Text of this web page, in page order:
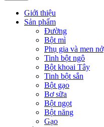
Giới thiệu
Sản phẩm
Đường
Bột mì
Phụ gia và men nở
Tinh bột ngô
Bột khoai Tây
Tinh bột sắn
Bột gạo
Bơ sữa
Bột ngọt
Bột năng
Gạo